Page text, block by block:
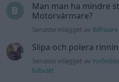
Man man ha mindre
Motorvärmare?
Senaste inlägget av
Slipa och polera
Senaste inlägget av
biltvätt